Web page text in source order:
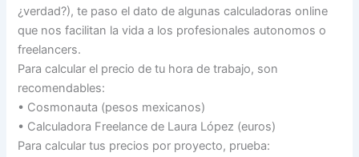
¿verdad?), te paso el dato de algunas calculadoras online
que nos facilitan la vida a los profesionales autonomos o
freelancers.
Para calcular el precio de tu hora de trabajo, son
recomendables:
• Cosmonauta (pesos mexicanos)
• Calculadora Freelance de Laura López (euros)
Para calcular tus precios por proyecto, prueba: